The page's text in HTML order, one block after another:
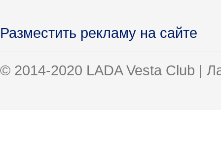
Разместить рекламу на сайте
© 2014-2020 LADA Vesta Club |